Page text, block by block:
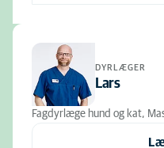
DYRLÆGER
Lars
Fagdyrlæge hund og kat,